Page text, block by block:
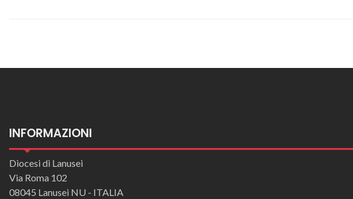
INFORMAZIONI
Diocesi di Lanusei
Via Roma 102
08045 Lanusei NU - ITALIA